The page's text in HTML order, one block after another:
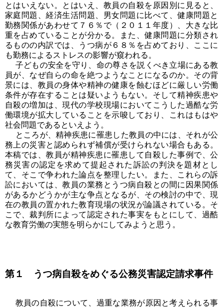
とはいえない。とはいえ、教員の自殺を原因別に見ると、
家庭問題、経済生活問題、男女問題に比べて、健康問題と
勤務関係があわせて７６％で（２０１１年度）、大きな比
重を占めていることが分かる。また、健康問題に分類され
るものの内訳では、うつ病が６８％を占めており、ここに
も勤務によるストレスの影響が窺われる。
子どもの安全を守り、命の尊さを説くべき立場にある教
員が、なぜ自らの命を絶つようなことになるのか。その背
景には、教員の身体や精神の健康を蝕むほどに厳しい労働
条件が存在することは疑いようもない。そして精神疾患や
自殺の増加は、現代の学校現場においてこうした過酷な労
働環境が拡大していることを示唆しており、これはもはや
社会問題であるといえよう。
ところが、精神疾患に罹患した教員の中には、それが公
務上の災害と認められず補償が受けられない場合もある。
本稿では、教員が精神疾患に罹患して自殺した事例で、公
務災害の認定を求めて提起された訴訟の判決を題材とし
て、そこで争われた論点を整理したい。また、これらの訴
訟においては、教員の業務とうつ病自殺との間に因果関係
があるかどうかが主な争点となるが、その検討の中で、現
在の教員の置かれた教育現場の状況が論議されている。そ
こで、裁判所によって認定された事実をもとにして、過酷
な教育労働の実態を明らかにしてみようと思う。
第１ うつ病自殺をめぐる公務災害認定請求事件
教員の自殺について、過重な業務が原因と考えられる事